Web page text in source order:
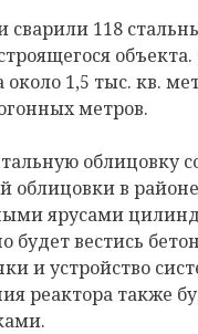
сварили 118
1,5 тыс. кв.
метров.
облицовку
в
ярусами
будет вестись
и устройство
реактора также